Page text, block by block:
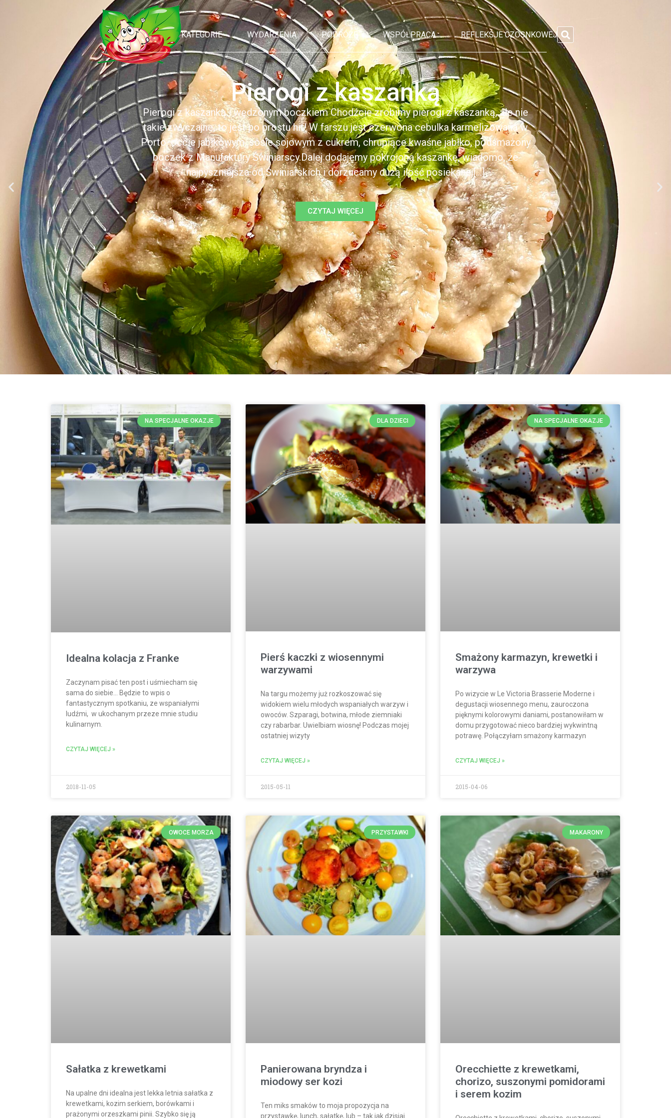
KATEGORIE WYDARZENIA PODRÓŻE WSPÓŁPRACA REFLEKSJE CZOSNKOWEJ
Pierogi z kaszanką
Pierogi z kaszanką i wędzonym boczkiem Chodźcie zrobimy pierogi z kaszanką, ale nie
takie zwyczajne, to jest po prostu hit! W farszu jest czerwona cebulka karmelizowana w
Porto, occie jabłkowym, sosie sojowym z cukrem, chrupiące kwaśne jabłko, podsmażony
boczek z Manufaktury Świniarscy.Dalej dodajemy pokrojoną kaszankę, wiadomo, że
najpyszniejsza od Świniarskich i dorzucamy dużą ilość posiekanej[...]
CZYTAJ WIĘCEJ
NA SPECJALNE OKAZJE
Idealna kolacja z Franke
Zaczynam pisać ten post i uśmiecham się
sama do siebie… Będzie to wpis o
fantastycznym spotkaniu, ze wspaniałymi
ludźmi, w ukochanym przeze mnie studiu
kulinarnym.
CZYTAJ WIĘCEJ »
2018-11-05
DLA DZIECI
Pierś kaczki z wiosennymi
warzywami
Na targu możemy już rozkoszować się
widokiem wielu młodych wspaniałych warzyw i
owoców. Szparagi, botwina, młode ziemniaki
czy rabarbar. Uwielbiam wiosnę! Podczas mojej
ostatniej wizyty
CZYTAJ WIĘCEJ »
2015-05-11
NA SPECJALNE OKAZJE
Smażony karmazyn, krewetki i
warzywa
Po wizycie w Le Victoria Brasserie Moderne i
degustacji wiosennego menu, zauroczona
pięknymi kolorowymi daniami, postanowiłam w
domu przygotować nieco bardziej wykwintną
potrawę. Połączyłam smażony karmazyn
CZYTAJ WIĘCEJ »
2015-04-06
OWOCE MORZA
Sałatka z krewetkami
Na upalne dni idealna jest lekka letnia sałatka z
krewetkami, kozim serkiem, borówkami i
prażonymi orzeszkami pinii. Szybko się ją
PRZYSTAWKI
Panierowana bryndza i
miodowy ser kozi
Ten miks smaków to moja propozycja na
przystawkę, lunch, sałatkę, lub – tak jak dzisiaj
MAKARONY
Orecchiette z krewetkami,
chorizo, suszonymi pomidorami
i serem kozim